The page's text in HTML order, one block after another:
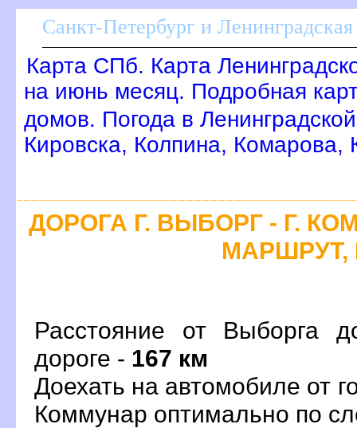
Санкт-Петербург и Ленинградская
Карта СПб. Карта
на июнь месяц. Подробная
домов. Погода в
Кировска, Колпина, Комарова,
ДОРОГА Г. ВЫБОРГ - Г.
МАРШРУТ,
Расстояние от Выборга
дороге - 167 км
Доехать на автомобиле от
Коммунар оптимально по